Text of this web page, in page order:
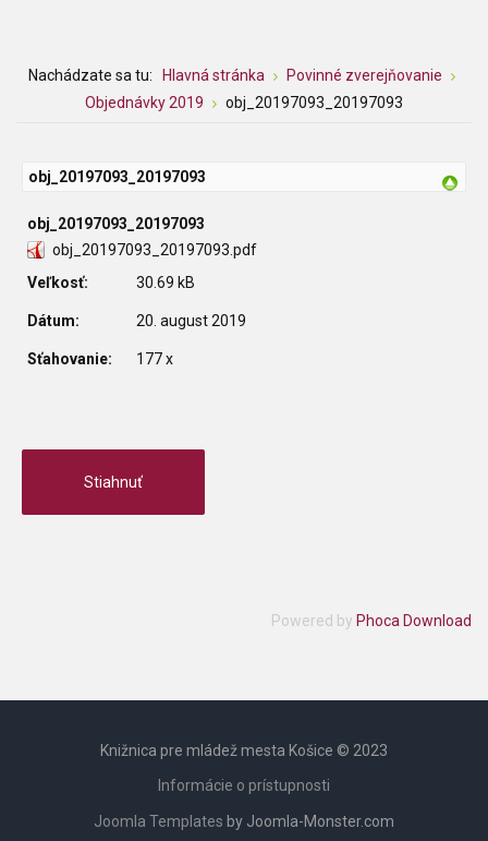
Nachádzate sa tu: Hlavná stránka
Povinné zverejňovanie
Objednávky 2019
obj_20197093_20197093
obj_20197093_20197093
obj_20197093_20197093
obj_20197093_20197093.pdf
Veľkosť:
30.69 kB
Dátum: 20. august 2019
Sťahovanie: 177 x
Powered by Phoca Download
Knižnica pre mládež mesta Košice © 2023
Informácie o prístupnosti
Joomla Templates by Joomla-Monster.com